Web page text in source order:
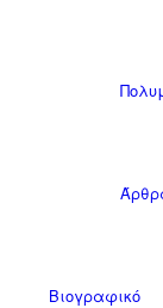
Βιογραφικό